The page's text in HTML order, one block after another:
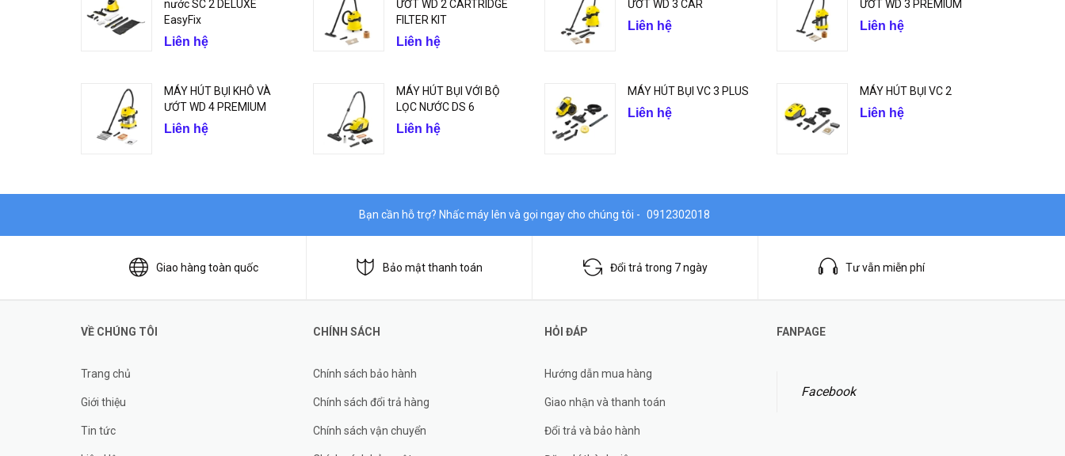
nước SC 2 DELUXE
EasyFix
Liên hệ
ƯỚT WD 2 CARTRIDGE
FILTER KIT
Liên hệ
ƯỚT WD 3 CAR
Liên hệ
ƯỚT WD 3 PREMIUM
Liên hệ
MÁY HÚT BỤI KHÔ VÀ
ƯỚT WD 4 PREMIUM
Liên hệ
MÁY HÚT BỤI VỚI BỘ
LỌC NƯỚC DS 6
Liên hệ
MÁY HÚT BỤI VC 3 PLUS
Liên hệ
MÁY HÚT BỤI VC 2
Liên hệ
Bạn cần hỗ trợ? Nhấc máy lên và gọi ngay cho chúng tôi - 0912302018
Giao hàng toàn quốc Bảo mật thanh toán Đổi trả trong 7 ngày Tư vẫn miễn phí
VỀ CHÚNG TÔI
Trang chủ
Giới thiệu
Tin tức
CHÍNH SÁCH
Chính sách bảo hành
Chính sách đổi trả hàng
Chính sách vận chuyển
HỎI ĐÁP
Hướng dẫn mua hàng
Giao nhận và thanh toán
Đổi trả và bảo hành
FANPAGE
Facebook